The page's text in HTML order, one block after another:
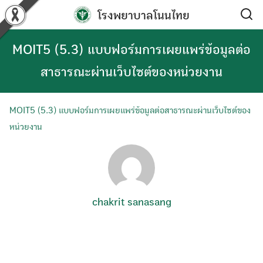
Skip
to
content
โรงพยาบาลโนนไทย
MOIT5 (5.3) แบบฟอร์มการเผยแพร่ข้อมูลต่อ
สาธารณะผ่านเว็บไซต์ของหน่วยงาน
MOIT5 (5.3) แบบฟอร์มการเผยแพร่ข้อมูลต่อสาธารณะผ่านเว็บไซต์ของ
หน่วยงาน
chakrit sanasang